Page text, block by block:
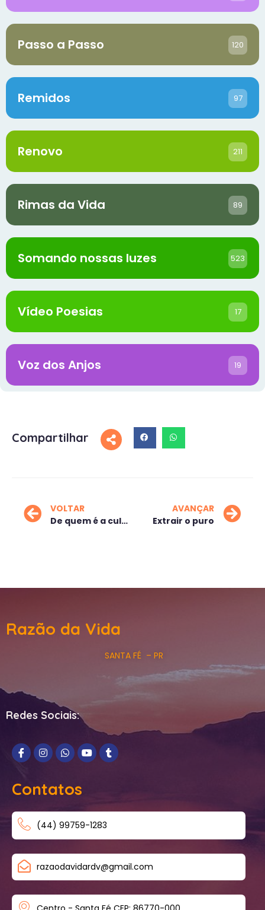
Passo a Passo 120
Remidos 97
Renovo 211
Rimas da Vida 89
Somando nossas luzes 523
Vídeo Poesias 17
Voz dos Anjos 19
Compartilhar
VOLTAR
De quem é a culpa?
AVANÇAR
Extrair o puro
Razão da Vida
SANTA FÉ – PR
Redes Sociais:
Contatos
(44) 99759-1283
razaodavidardv@gmail.com